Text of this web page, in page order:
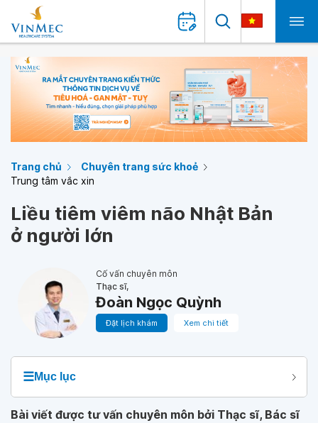
Trang chủ
Chuyên trang sức khoẻ
Trung tâm vắc xin
Liều tiêm viêm não Nhật Bản
ở người lớn
Cố vấn chuyên môn
Thạc sĩ,
Đoàn Ngọc Quỳnh
Đặt lịch khám Xem chi tiết
☰Mục lục
Bài viết được tư vấn chuyên môn bởi Thạc sĩ, Bác sĩ